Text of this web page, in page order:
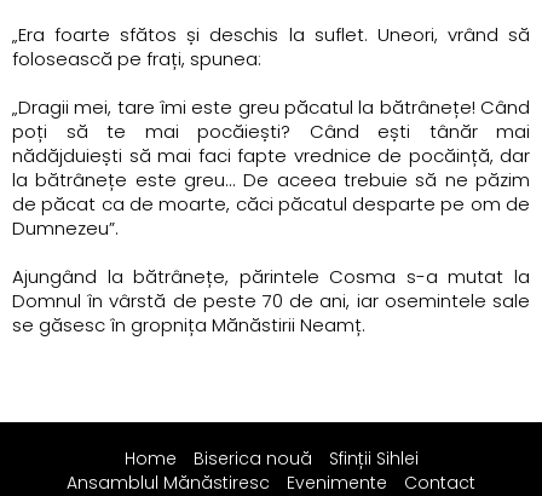
„Era foarte sfătos și deschis la suflet. Uneori, vrând să
folosească pe frați, spunea:
„Dragii mei, tare îmi este greu păcatul la bătrânețe! Când
poți să te mai pocăiești? Când ești tânăr mai
nădăjduiești să mai faci fapte vrednice de pocăință, dar
la bătrânețe este greu... De aceea trebuie să ne păzim
de păcat ca de moarte, căci păcatul desparte pe om de
Dumnezeu”.
Ajungând la bătrânețe, părintele Cosma s-a mutat la
Domnul în vârstă de peste 70 de ani, iar osemintele sale
se găsesc în gropnița Mănăstirii Neamț.
Home Biserica nouă
Sfinții Sihlei
Ansamblul Mănăstiresc
Evenimente Contact